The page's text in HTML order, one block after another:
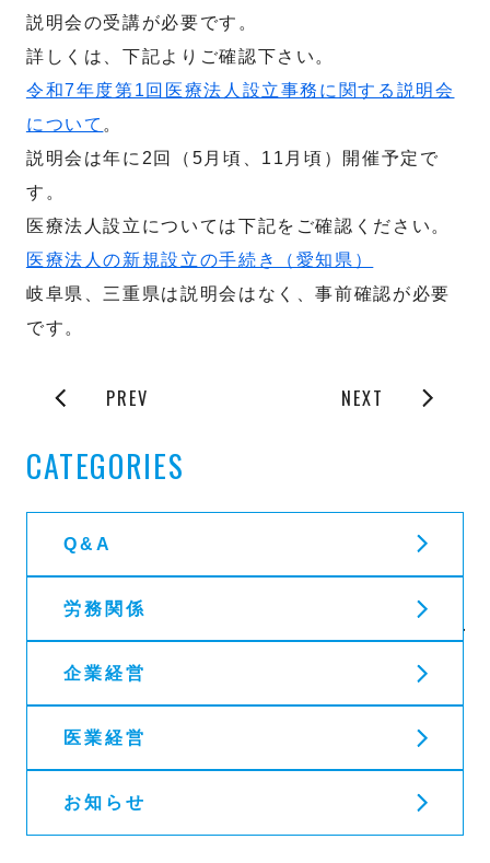
説明会の受講が必要です。
詳しくは、下記よりご確認下さい。
令和7年度第1回医療法人設立事務に関する説明会
について 。
説明会は年に2回（5月頃、11月頃）開催予定で
す。
医療法人設立については下記をご確認ください。
医療法人の新規設立の手続き（愛知県）
岐阜県、三重県は説明会はなく、事前確認が必要
です。
PREV NEXT
CATEGORIES
Q&A
労務関係
企業経営
医業経営
お知らせ